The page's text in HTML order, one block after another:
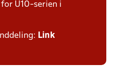
U10-serien i
Link